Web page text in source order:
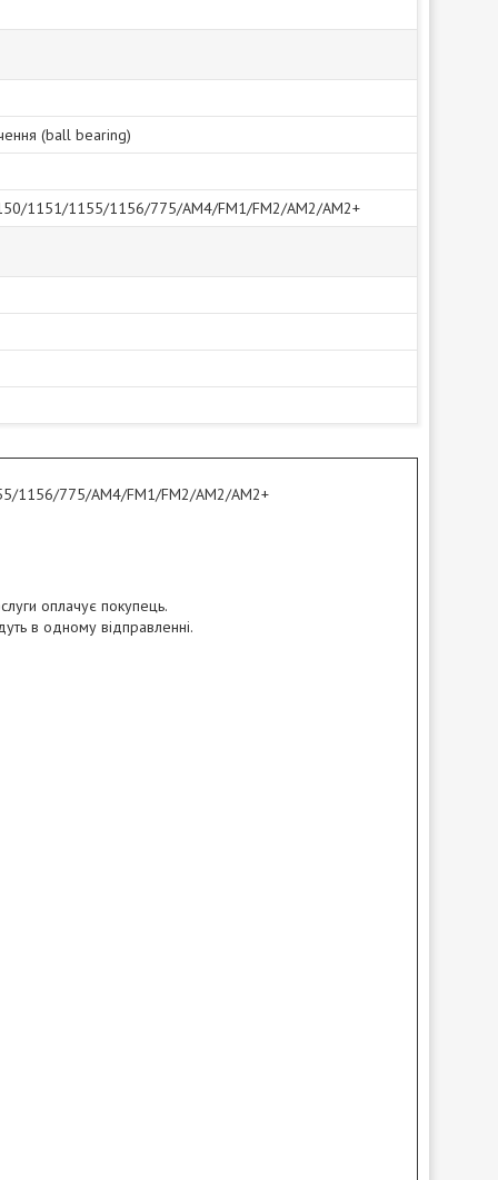
(ball bearing)
1151/1155/1156/775/AM4/FM1/FM2/AM2/AM2+
1156/775/AM4/FM1/FM2/AM2/AM2+
оплачує покупець.
в одному відправленні.